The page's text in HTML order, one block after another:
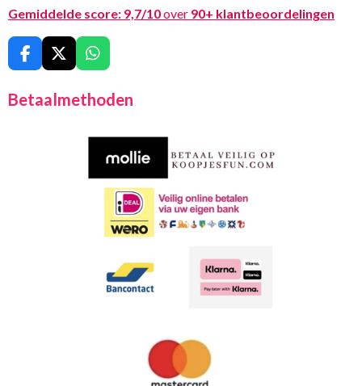
Gemiddelde score: 9,7/10over 90+ klantbeoordelingen
F
a
c
e
X
W
h
t
A
Betaalmethoden